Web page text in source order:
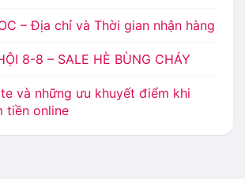
– Địa chỉ và Thời gian nhận hàng
8-8 – SALE HÈ BÙNG CHÁY
và những ưu khuyết điểm khi
tiền online